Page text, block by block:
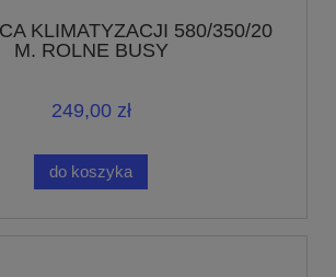
KLIMATYZACJI 580/350/20
M. ROLNE BUSY
249,00 zł
do koszyka